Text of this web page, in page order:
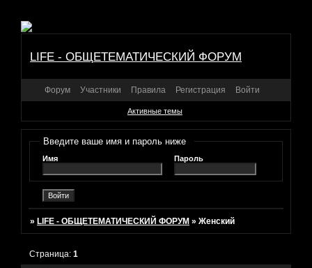
LIFE - ОБЩЕТЕМАТИЧЕСКИЙ ФОРУМ
Форум Участники Правила Регистрация Войти
Активные темы
Введите ваше имя и пароль ниже
Имя Пароль
» LIFE - ОБЩЕТЕМАТИЧЕСКИЙ ФОРУМ »Женский
Страница:1